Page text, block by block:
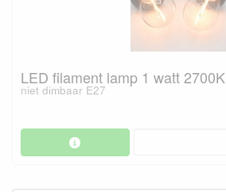
LED filament lamp 1 watt 2700K
niet dimbaar E27